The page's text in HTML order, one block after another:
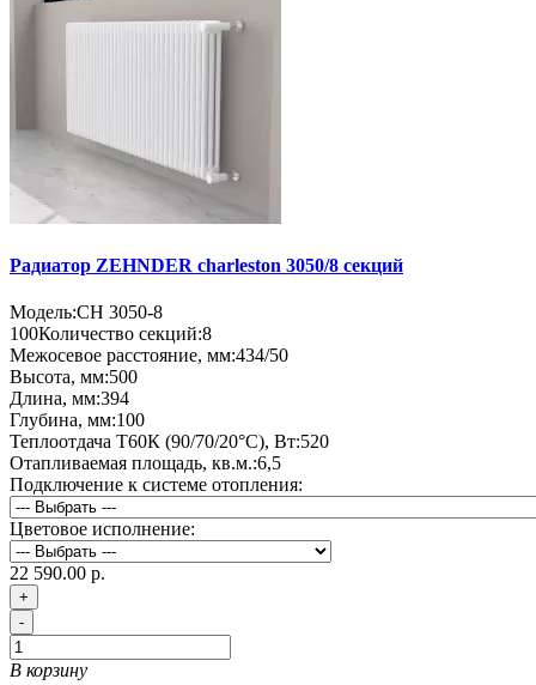
Радиатор ZEHNDER charleston 3050/8 секций
Модель:CH 3050-8
100Количество секций:8
Межосевое расстояние, мм:434/50
Высота, мм:500
Длина, мм:394
Глубина, мм:100
Теплоотдача Т60К (90/70/20°C), Вт:520
Отапливаемая площадь, кв.м.:6,5
Подключение к системе отопления:
Цветовое исполнение:
22 590.00 р.
+
-
В корзину